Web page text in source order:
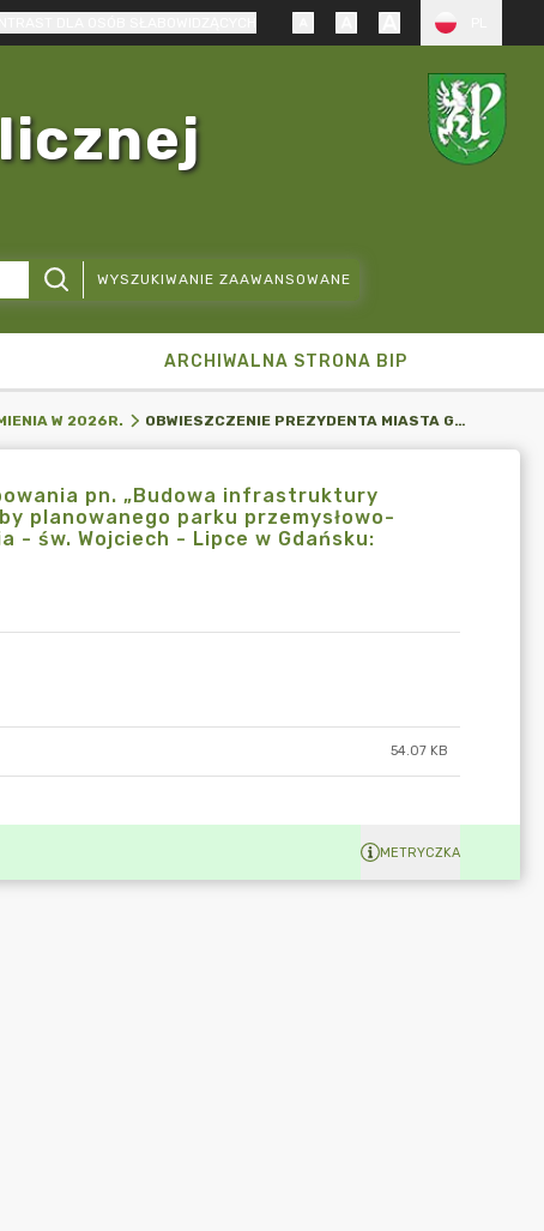
WYSZUKIWANIE ZAAWANSOWANE
ARCHIWALNA STRONA BIP
W 2026R. OBWIESZCZENIE PREZYDENTA MIASTA GDAŃSKA DOT. POSTĘPOWANIA PN. „BUDOWA INFRASTRUKTURY DROGOWEJ I SIECI WODOCIĄGOWO-KANALIZACYJNEJ NA POTRZEBY PLANOWANEGO PARKU PRZEMYSŁOWO-USŁUGOWEGO ZLOKALIZOWANEGO NA TERENIE DZIELNICY ORUNIA - ŚW. WOJCIECH - LIPCE W GDAŃSKU: BUDOWA INFRASTRUKTURY DROGOWEJ”.
pn. „Budowa infrastruktury
planowanego parku przemysłowo-
- św. Wojciech - Lipce w Gdańsku:
54.07 KB
METRYCZKA